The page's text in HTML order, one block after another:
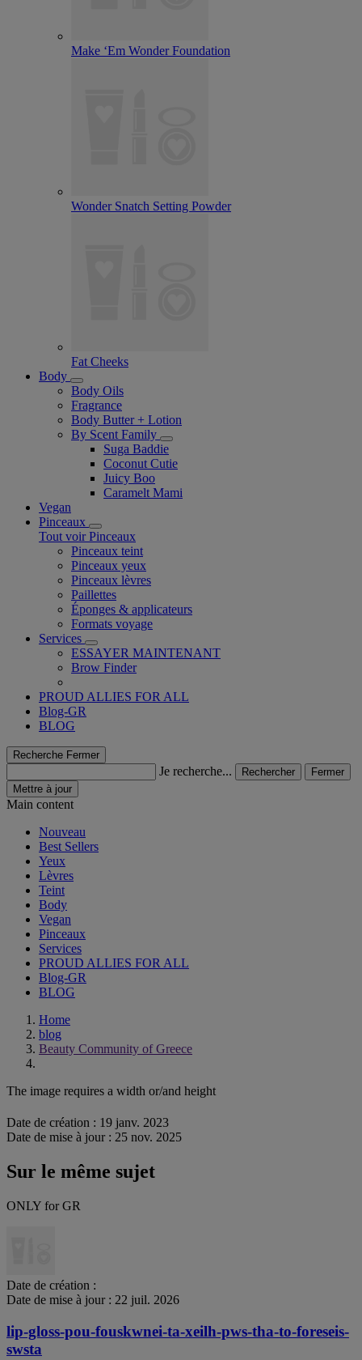
Make ‘Em Wonder Foundation
Wonder Snatch Setting Powder
Fat Cheeks
Body
Body Oils
Fragrance
Body Butter + Lotion
By Scent Family
Suga Baddie
Coconut Cutie
Juicy Boo
Caramelt Mami
Vegan
Pinceaux
Tout voir Pinceaux
Pinceaux teint
Pinceaux yeux
Pinceaux lèvres
Paillettes
Éponges & applicateurs
Formats voyage
Services
ESSAYER MAINTENANT
Brow Finder
PROUD ALLIES FOR ALL
Blog-GR
BLOG
Recherche Fermer
Je recherche... Rechercher
Fermer
Mettre à jour
Main content
Nouveau
Best Sellers
Yeux
Lèvres
Teint
Body
Vegan
Pinceaux
Services
PROUD ALLIES FOR ALL
Blog-GR
BLOG
Home
blog
Beauty Community of Greece
The image requires a width or/and height
Date de création : 19 janv. 2023
Date de mise à jour : 25 nov. 2025
Sur le même sujet
ONLY for GR
Date de création :
Date de mise à jour : 22 juil. 2026
lip-gloss-pou-fouskwnei-ta-xeilh-pws-tha-to-foreseis-
swsta